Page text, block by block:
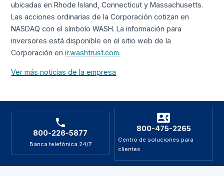
ubicadas en Rhode Island, Connecticut y Massachusetts.
Las acciones ordinarias de la Corporación cotizan en
NASDAQ con el símbolo WASH. La información para
inversores está disponible en el sitio web de la
Corporación enir.washtrust.com.
Ver más noticias de la empresa
800-226-5877
Banca telefónica 24/7
800-475-2265
Centro de soluciones para
clientes